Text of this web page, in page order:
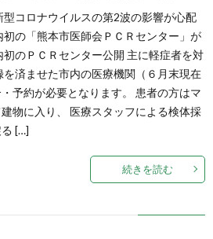
コロナウイルスの第2波の影響が心配
の「熊本市医師会ＰＣＲセンター」が
のＰＣＲセンター公開 主に軽症者を対
済ませた市内の医療機関（６月末現在
予約が必要となります。 患者の方はマ
物に入り、 医療スタッフによる検体採
[…]
続きを読む